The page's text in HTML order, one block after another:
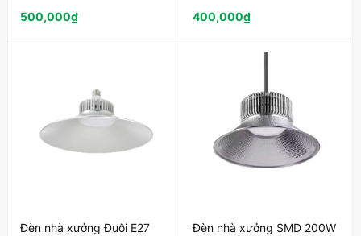
500,000₫
400,000₫
Đèn nhà xưởng Đuôi E27
Đèn nhà xưởng SMD 200W